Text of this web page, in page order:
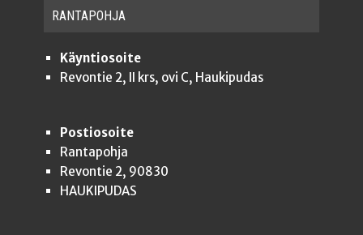
RAN­TA­POH­JA
Käyntiosoite
Revontie 2, II krs, ovi C, Haukipudas
Postiosoite
Rantapohja
Revontie 2, 90830
HAUKIPUDAS